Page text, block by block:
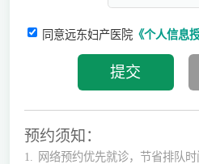
同意远东妇产医院《个人信息
预约须知：
1.
网络预约优先就诊，节省排队时